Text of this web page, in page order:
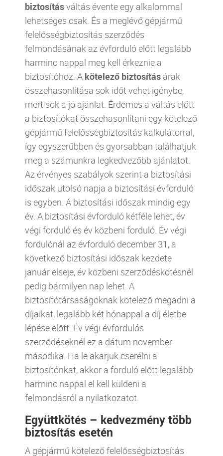
biztosításváltás évente egy alkalommal
lehetséges csak. És a meglévő gépjármű
felelősségbiztosítás szerződés
felmondásának az évforduló előtt legalább
harminc nappal meg kell érkeznie a
biztosítóhoz. A kötelező biztosítás árak
összehasonlítása sok időt vehet igénybe,
mert sok a jó ajánlat. Érdemes a váltás előtt
a biztosítókat összehasonlítani egy kötelező
gépjármű felelősségbiztosítás kalkulátorral,
így egyszerűbben és gyorsabban találhatjuk
meg a számunkra legkedvezőbb ajánlatot.
Az érvényes szabályok szerint a biztosítási
időszak utolsó napja a biztosítási évforduló
is egyben. A biztosítási időszak mindig egy
év. A biztosítási évforduló kétféle lehet, év
végi forduló és év közbeni forduló. Év végi
fordulónál az évforduló december 31, a
következő biztosítási időszak kezdete
január elseje, év közbeni szerződéskötésnél
pedig bármilyen nap lehet. A
biztosítótársaságoknak kötelező megadni a
díjaikat, legalább két hónappal a díj életbe
lépése előtt. Év végi évfordulós
szerződéseknél ez a dátum november
másodika. Ha le akarjuk cserélni a
biztosítónkat, akkor a forduló előtt legalább
harminc nappal el kell küldeni a
felmondásról a nyilatkozatot.
Együttkötés – kedvezmény több
biztosítás esetén
A gépjármű kötelező felelősségbiztosítás